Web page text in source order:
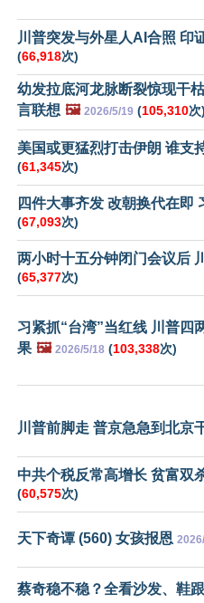
川普突发与外星人AI合照 印
(66,918次)
幼发拉底河龙脉断裂惊现干
言联想 🖼️ 2026/5/19 (105,310次)
美国或更猛烈打击伊朗 谁支
(61,345次)
四件大事齐发 改朝换代在即
(67,093次)
两小时十五分钟闭门会议后
(65,377次)
习紧抓“台湾”当红线 川普四
果 🖼️ 2026/5/18 (103,338次)
川普前脚走 普京急急到北京
中共个税反常高增长 贫富双
(60,575次)
天下奇谭 (560) 女孩报恩
蔡奇稳不稳？全看沙发、鞋跟